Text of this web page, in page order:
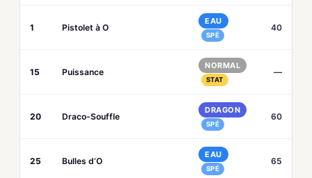
1 Pistolet à O
EAU
SPÉ
40
15 Puissance
NORMAL
STAT
—
20 Draco-Souffle
DRAGON
SPÉ
60
25 Bulles d’O
EAU
SPÉ
65